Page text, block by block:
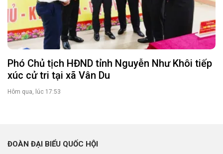
Phó Chủ tịch HĐND tỉnh Nguyễn Như Khôi tiếp
xúc cử tri tại xã Vân Du
Hôm qua, lúc 17:53
ĐOÀN ĐẠI BIỂU QUỐC HỘI